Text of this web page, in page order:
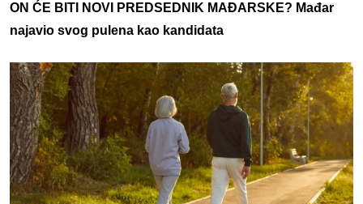
ON ĆE BITI NOVI PREDSEDNIK MAĐARSKE? Mađar
najavio svog pulena kao kandidata